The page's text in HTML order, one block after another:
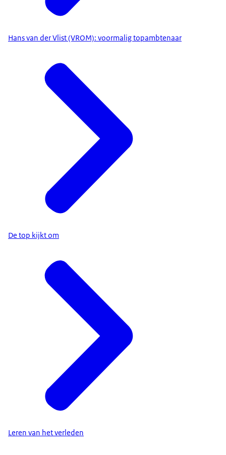
Hans van der Vlist (VROM): voormalig topambtenaar
De top kijkt om
Leren van het verleden